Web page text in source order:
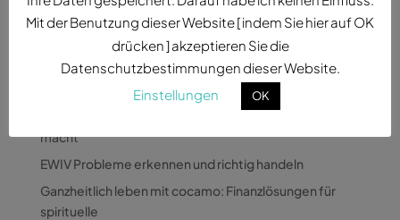
Neueste Beiträge
macht
EWIV Probleme erkennen und richtig handeln
Ganzheitlich leben mit cocamo: Finanzlösungen für
spirituelle
Mit der Benutzung dieser Website [ indem Sie hier auf OK
drücken ] akzeptieren Sie die
Datenschutzbestimmungen dieser Website.
Einstellungen
OK